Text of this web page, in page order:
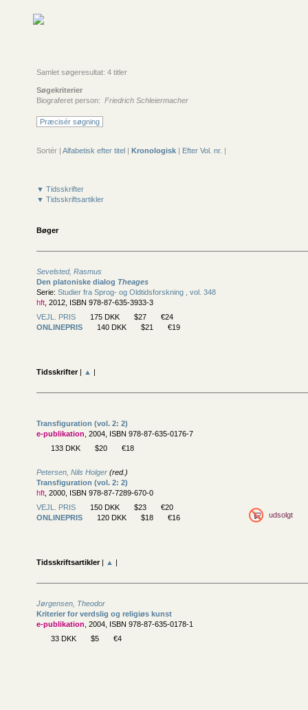
Samlet søgeresultat: 4 titler
Søgekriterier
Biograferet person: Friedrich Schleiermacher
Præcisér søgning
Sortér | Alfabetisk efter titel | Kronologisk | Efter Vol. nr. |
▼ Tidsskrifter
▼ Tidsskriftsartikler
Bøger
Sevelsted, Rasmus
Den platoniske dialog Theages
Serie: Studier fra Sprog- og Oldtidsforskning , vol. 348
hft , 2012, ISBN 978-87-635-3933-3
VEJL. PRIS
175 DKK $27
€24
ONLINEPRIS
140 DKK $21 €19
Tidsskrifter| ▲ |
Transfiguration (vol. 2: 2)
e-publikation , 2004, ISBN 978-87-635-0176-7
133 DKK
$20 €18
Petersen, Nils Holger (red.)
Transfiguration (vol. 2: 2)
hft , 2000, ISBN 978-87-7289-670-0
VEJL. PRIS
150 DKK $23
€20
ONLINEPRIS
120 DKK $18 €16 udsolgt
Tidsskriftsartikler| ▲ |
Jørgensen, Theodor
Kriterier for verdslig og religiøs kunst
e-publikation , 2004, ISBN 978-87-635-0178-1
33 DKK
$5 €4